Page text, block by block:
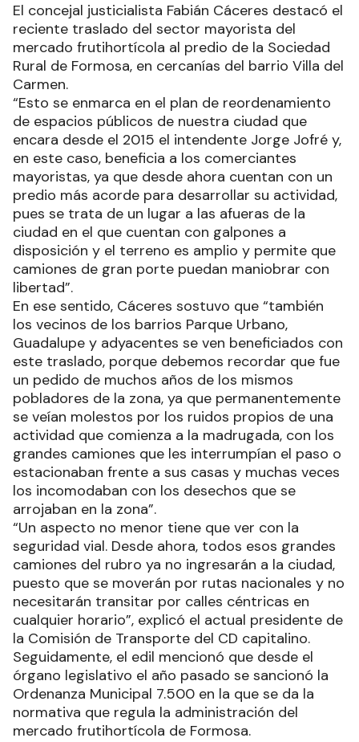
El concejal justicialista Fabián Cáceres destacó el
reciente traslado del sector mayorista del
mercado frutihortícola al predio de la Sociedad
Rural de Formosa, en cercanías del barrio Villa del
Carmen.
“Esto se enmarca en el plan de reordenamiento
de espacios públicos de nuestra ciudad que
encara desde el 2015 el intendente Jorge Jofré y,
en este caso, beneficia a los comerciantes
mayoristas, ya que desde ahora cuentan con un
predio más acorde para desarrollar su actividad,
pues se trata de un lugar a las afueras de la
ciudad en el que cuentan con galpones a
disposición y el terreno es amplio y permite que
camiones de gran porte puedan maniobrar con
libertad”.
En ese sentido, Cáceres sostuvo que “también
los vecinos de los barrios Parque Urbano,
Guadalupe y adyacentes se ven beneficiados con
este traslado, porque debemos recordar que fue
un pedido de muchos años de los mismos
pobladores de la zona, ya que permanentemente
se veían molestos por los ruidos propios de una
actividad que comienza a la madrugada, con los
grandes camiones que les interrumpían el paso o
estacionaban frente a sus casas y muchas veces
los incomodaban con los desechos que se
arrojaban en la zona”.
“Un aspecto no menor tiene que ver con la
seguridad vial. Desde ahora, todos esos grandes
camiones del rubro ya no ingresarán a la ciudad,
puesto que se moverán por rutas nacionales y no
necesitarán transitar por calles céntricas en
cualquier horario”, explicó el actual presidente de
la Comisión de Transporte del CD capitalino.
Seguidamente, el edil mencionó que desde el
órgano legislativo el año pasado se sancionó la
Ordenanza Municipal 7.500 en la que se da la
normativa que regula la administración del
mercado frutihortícola de Formosa.